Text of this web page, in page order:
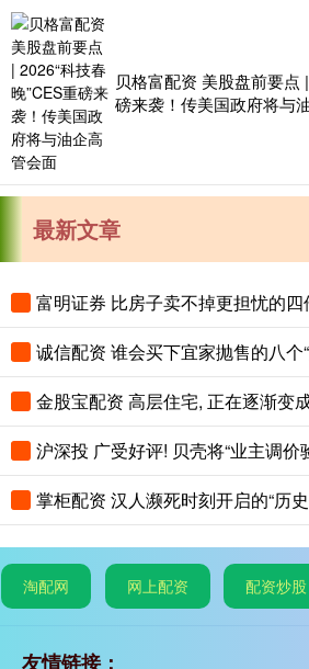
贝格富配资 美股盘前要点
磅来袭！传美国政府将与
最新文章
诚信配资 谁会买下宜家抛售的八个
淘配网 网上配资 配资炒股
友情链接：